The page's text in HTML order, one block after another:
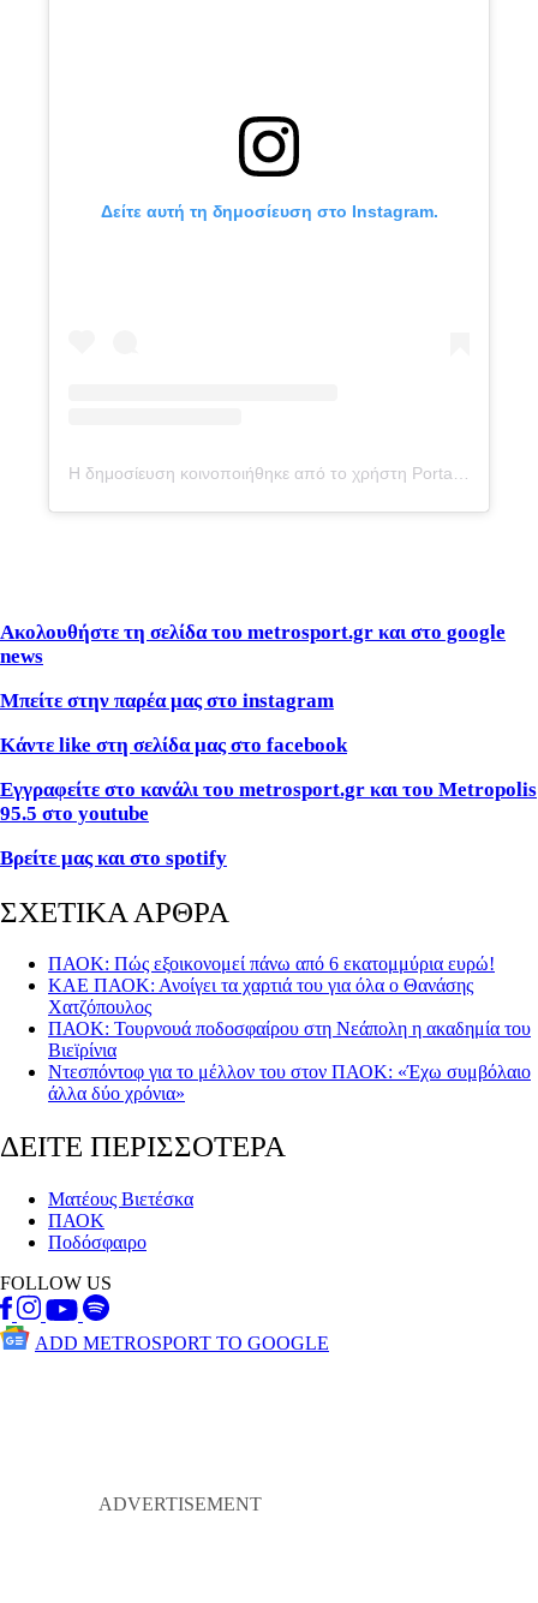
Δείτε αυτή τη δημοσίευση στο Instagram.
Ακολουθήστε τη σελίδα του metrosport.gr και στο google
news
Μπείτε στην παρέα μας στο instagram
Κάντε like στη σελίδα μας στο facebook
Εγγραφείτε στο κανάλι του metrosport.gr και του Metropolis
95.5 στο youtube
Βρείτε μας και στο spotify
ΣΧΕΤΙΚΑ ΑΡΘΡΑ
ΠΑΟΚ: Πώς εξοικονομεί πάνω από 6 εκατομμύρια ευρώ!
ΚΑΕ ΠΑΟΚ: Ανοίγει τα χαρτιά του για όλα ο Θανάσης
Χατζόπουλος
ΠΑΟΚ: Τουρνουά ποδοσφαίρου στη Νεάπολη η ακαδημία του
Βιεϊρίνια
Ντεσπόντοφ για το μέλλον του στον ΠΑΟΚ: «Έχω συμβόλαιο
άλλα δύο χρόνια»
ΔΕΙΤΕ ΠΕΡΙΣΣΟΤΕΡΑ
Ματέους Βιετέσκα
ΠΑΟΚ
Ποδόσφαιρο
FOLLOW US
ADD METROSPORT TO GOOGLE